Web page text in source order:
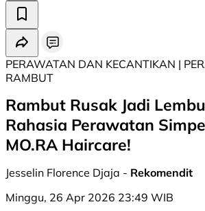
PERAWATAN DAN KECANTIKAN |
RAMBUT
Rambut Rusak Jadi
Rahasia Perawatan
MO.RA Haircare!
Jesselin Florence Djaja - Rekomendit
Minggu, 26 Apr 2026 23:49 WIB